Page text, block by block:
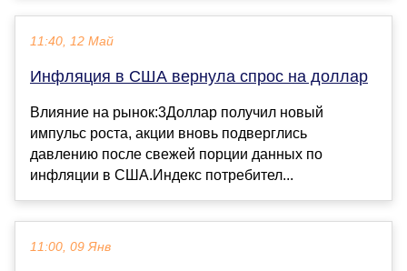
11:40, 12 Май
Инфляция в США вернула спрос на доллар
Влияние на рынок:3Доллар получил новый
импульс роста, акции вновь подверглись
давлению после свежей порции данных по
инфляции в США.Индекс потребител...
11:00, 09 Янв